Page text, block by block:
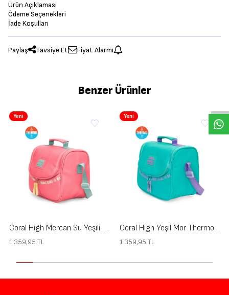
Ürün Açıklaması
Ödeme Seçenekleri
İade Koşulları
Paylaş Tavsiye Et Fiyat Alarmı
Benzer Ürünler
Yeni
Coral High Mercan Su Yeşili Thermo Beslenme Çantası 27403
1.359,95 TL
Yeni
Coral High Yeşil Mor Thermo Beslenme Çantası 27402
1.359,95 TL